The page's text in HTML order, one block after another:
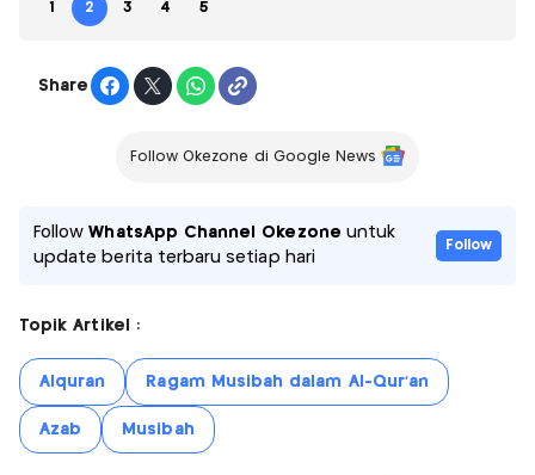
1 2 3 4 5
Share
Follow Okezone di Google News
FollowWhatsApp Channel Okezone untuk
update berita terbaru setiap hari
Follow
Topik Artikel :
Alquran Ragam Musibah dalam Al-Qur'an
Azab Musibah